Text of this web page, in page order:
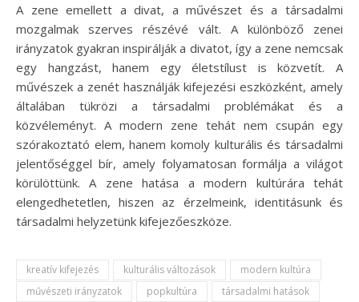
A zene emellett a divat, a művészet és a társadalmi
mozgalmak szerves részévé vált. A különböző zenei
irányzatok gyakran inspirálják a divatot, így a zene nemcsak
egy hangzást, hanem egy életstílust is közvetít. A
művészek a zenét használják kifejezési eszközként, amely
általában tükrözi a társadalmi problémákat és a
közvéleményt. A modern zene tehát nem csupán egy
szórakoztató elem, hanem komoly kulturális és társadalmi
jelentőséggel bír, amely folyamatosan formálja a világot
körülöttünk. A zene hatása a modern kultúrára tehát
elengedhetetlen, hiszen az érzelmeink, identitásunk és
társadalmi helyzetünk kifejezőeszköze.
kreatív kifejezés kulturális változások
modern kultúra
művészeti irányzatok
popkultúra
társadalmi hatások